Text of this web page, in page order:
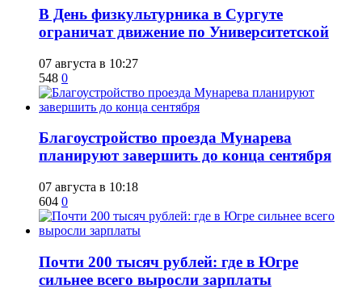
​В День физкультурника в Сургуте
ограничат движение по Университетской
07 августа в 10:27
548 0
Благоустройство проезда Мунарева
планируют завершить до конца сентября
07 августа в 10:18
604 0
​Почти 200 тысяч рублей: где в Югре
сильнее всего выросли зарплаты